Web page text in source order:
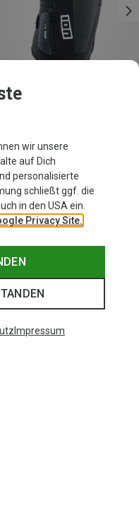
wir unsere
auf Dich
personalisierte
schließt ggf. die
in den USA ein.
Privacy Site.
Impressum